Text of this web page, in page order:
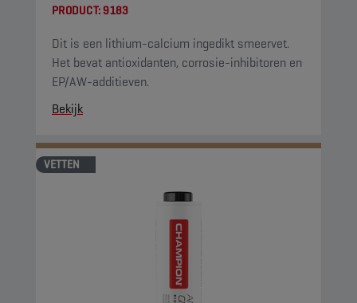
PRODUCT:9183
Dit is een lithium-calcium ingedikt smeervet.
Het bevat antioxidanten, corrosie-inhibitoren en
EP/AW-additieven.
Bekijk
VETTEN